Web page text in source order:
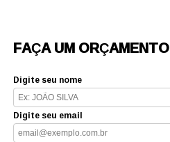
FAÇA UM ORÇAMENTO
Digite seu nome
Digite seu email